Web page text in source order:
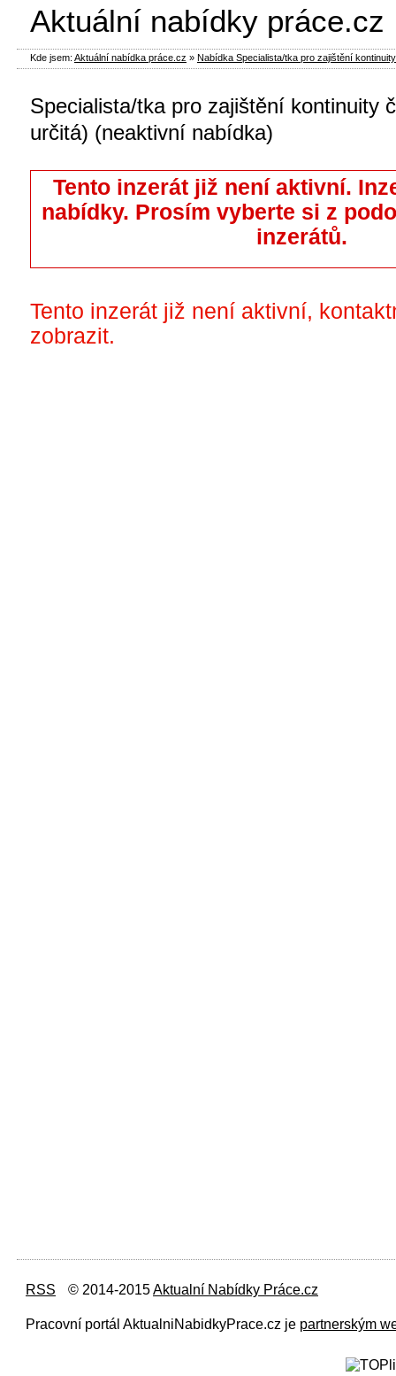
Specialista/tka pro zajištění kontinuity
určitá) (neaktivní nabídka)
Tento inzerát již není aktivní.
nabídky. Prosím vyberte si z
inzerátů.
Tento inzerát již není aktivní,
zobrazit.
Aktuální nabídky práce.cz
RSS © 2014-2015Aktualní Nabídky Práce.cz
Pracovní portál AktualniNabidkyPrace.cz je partnerským
Kde jsem: Aktuální nabídka práce.cz » Nabídka Specialista/tka pro zajištění